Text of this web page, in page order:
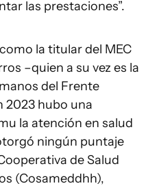
las prestaciones”.
la titular del MEC
–quien a su vez es la
del Frente
2023 hubo una
la atención en salud
ningún puntaje
de Salud
(Cosameddhh),